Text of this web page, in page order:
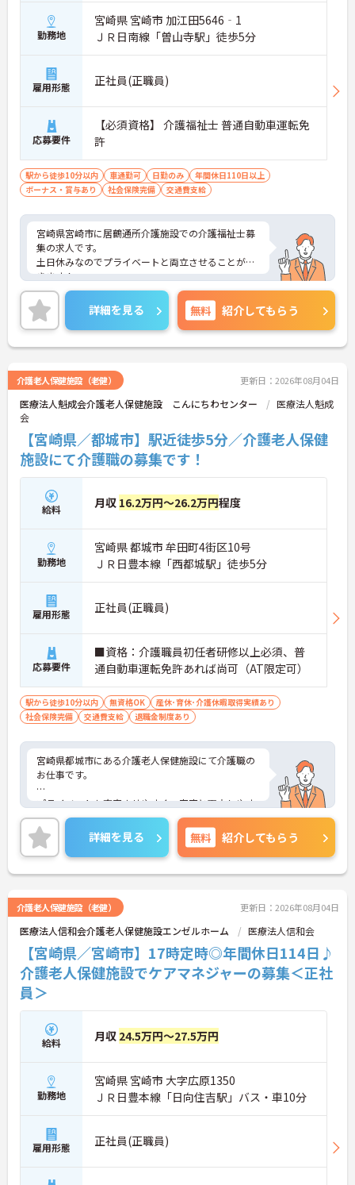
【安心の高待遇と福利厚生】
・処遇改善手当を毎月および半期末手当として全額
・結婚・出生・入学のお祝い金やヘルスチェック補
助など独自の福利厚生制度を用意
【資格を活かせるキャリアアップ環境】
・公的資格取得や自己啓発支援制度を活用しスキル
アップが可能
・管理職や他職種への転換など多彩なキャリアプラ
ンを用意
・髪色やネイルなどが自由で個性を大切にできる社
風
勤務地
宮崎県 宮崎市 加江田5646‐1
ＪＲ日南線「曽山寺駅」徒歩5分
雇用形態 正社員(正職員)
応募要件
【必須資格】 介護福祉士 普通自動車運転免
許
駅から徒歩10分以内 車通勤可 日勤のみ
年間休日110日以上
ボーナス・賞与あり
社会保険完備 交通費支給
宮崎県宮崎市に居鶴通所介護施設での介護福祉士募
集の求人です。
土日休みなのでプライベートと両立させることがで
きます！
17時まで勤務で残業なしなので、働きやすい環境が
整っています♪
ご興味のある方はご面接のポイントをお伝えします
ので、ご気軽にお問い合わせください。
詳細を見る 無料 紹介してもらう
介護老人保健施設（老健） 更新日：2026年08月04日
医療法人魁成会介護老人保健施設 こんにちわセンター
医療法人魁成
会
【宮崎県／都城市】駅近徒歩5分／介護老人保健
施設にて介護職の募集です！
給料 月収 16.2万円～26.2万円程度
勤務地
宮崎県 都城市 牟田町4街区10号
ＪＲ日豊本線「西都城駅」徒歩5分
雇用形態 正社員(正職員)
応募要件
■資格：介護職員初任者研修以上必須、普
通自動車運転免許あれば尚可（AT限定可）
駅から徒歩10分以内 無資格OK
産休･育休･介護休暇取得実績あり
社会保険完備
交通費支給 退職金制度あり
宮崎県都城市にある介護老人保健施設にて介護職の
お仕事です。
プライベートも充実させやすく、家庭と両立しやす
いのもおすすめできるポイントの一つです。
ご興味ある方には、面接対策ポイントなど、さらに
詳細をお話しいたしますのでお気軽にご相談くださ
い。
詳細を見る 無料 紹介してもらう
介護老人保健施設（老健） 更新日：2026年08月04日
医療法人信和会介護老人保健施設エンゼルホーム 医療法人信和会
【宮崎県／宮崎市】17時定時◎年間休日114日♪
介護老人保健施設でケアマネジャーの募集＜正社
員＞
給料 月収 24.5万円～27.5万円
勤務地
宮崎県 宮崎市 大字広原1350
ＪＲ日豊本線「日向住吉駅」バス・車10分
雇用形態 正社員(正職員)